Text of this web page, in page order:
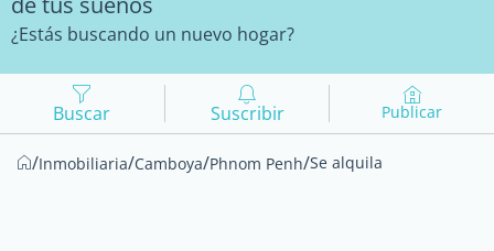
¿Estás buscando un nuevo hogar?
Buscar Suscribir Publicar
/Inmobiliaria/Camboya/Phnom Penh/Se alquila